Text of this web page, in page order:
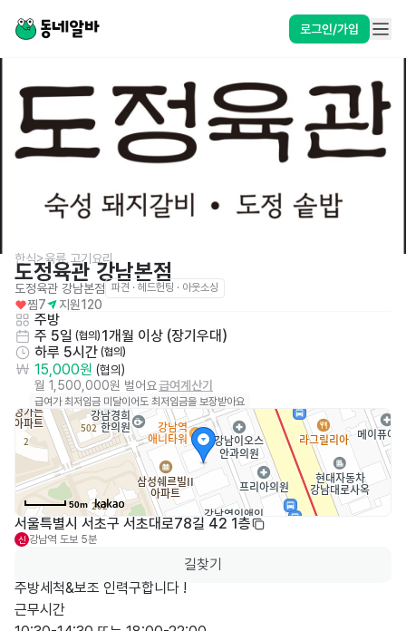
로그인/가입
한식>육류,고기요리
도정육관 강남본점
도정육관 강남본점 파견 · 헤드헌팅 · 아웃소싱
찜7 지원120
주방
주 5일 (협의) 1개월 이상 (장기우대)
하루 5시간 (협의)
15,000원 (협의)
월 1,500,000원 벌어요급여계산기
급여가 최저임금 미달이어도 최저임금을 보장받아요
50m
서울특별시 서초구 서초대로78길 42 1층
신 강남역 도보 5분
길찾기
주방세척&보조 인력구합니다 !
근무시간